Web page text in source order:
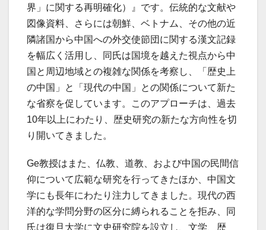
界」に関する再明確化）』です。伝統的な文献や
図像資料、さらには朝鮮、ベトナム、その他の近
隣諸国から中国への外交使節団に関する漢文記録
を幅広く活用し、同氏は国境を越えた視点から中
国と周辺地域との複雑な関係を考察し、「歴史上
の中国」と「現代の中国」との関係について新た
な省察を促しています。このアプローチは、過去
10年以上にわたり、歴史研究の新たな方向性を切
り開いてきました。
Ge教授はまた、仏教、道教、および中国の民間信
仰について広範な研究を行ってきたほか、中国文
学にも長年にわたり注力してきました。現代の西
洋的な学問分野の区分に縛られることを拒み、同
氏は復旦大学に文史研究院を設立し、文学、歴